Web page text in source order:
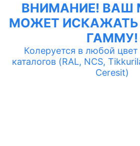
ВНИМАНИЕ! ВАШ
МОЖЕТ
ГАММУ!
Колеруется в любой цвет
каталогов (RAL, NCS,
Ceresit)